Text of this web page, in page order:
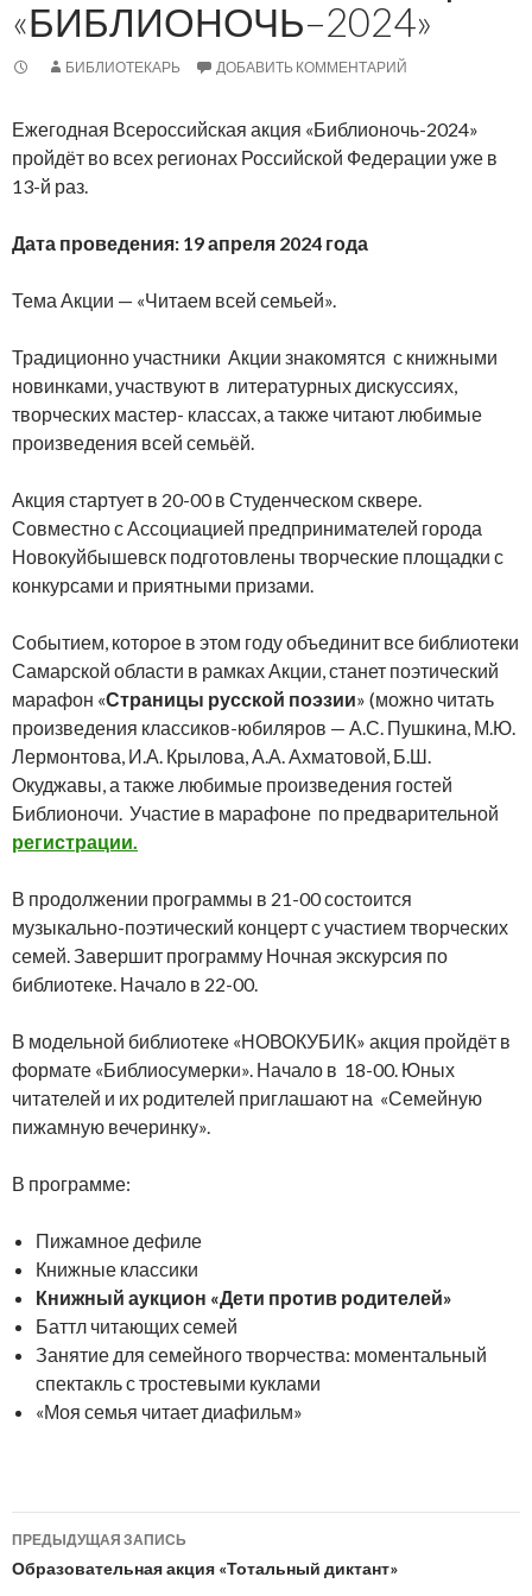
«БИБЛИОНОЧЬ–2024»
БИБЛИОТЕКАРЬ ДОБАВИТЬ КОММЕНТАРИЙ
Ежегодная Всероссийская акция «Библионочь-2024»
пройдёт во всех регионах Российской Федерации уже в
13-й раз.
Дата проведения: 19 апреля 2024 года
Тема Акции — «Читаем всей семьей».
Традиционно участники Акции знакомятся с книжными
новинками, участвуют в литературных дискуссиях,
творческих мастер- классах, а также читают любимые
произведения всей семьёй.
Акция стартует в 20-00 в Студенческом сквере.
Совместно с Ассоциацией предпринимателей города
Новокуйбышевск подготовлены творческие площадки с
конкурсами и приятными призами.
Событием, которое в этом году объединит все библиотеки
Самарской области в рамках Акции, станет поэтический
марафон «Страницы русской поэзии» (можно читать
произведения классиков-юбиляров — А.С. Пушкина, М.Ю.
Лермонтова, И.А. Крылова, А.А. Ахматовой, Б.Ш.
Окуджавы, а также любимые произведения гостей
Библионочи. Участие в марафоне по предварительной
регистрации.
В продолжении программы в 21-00 состоится
музыкально-поэтический концерт с участием творческих
семей. Завершит программу Ночная экскурсия по
библиотеке. Начало в 22-00.
В модельной библиотеке «НОВОКУБИК» акция пройдёт в
формате «Библиосумерки». Начало в 18-00. Юных
читателей и их родителей приглашают на «Семейную
пижамную вечеринку».
В программе:
Пижамное дефиле
Книжные классики
Книжный аукцион «Дети против родителей»
Баттл читающих семей
Занятие для семейного творчества: моментальный
спектакль с тростевыми куклами
«Моя семья читает диафильм»
Навигация
по
ПРЕДЫДУЩАЯ ЗАПИСЬ
Образовательная акция «Тотальный диктант»